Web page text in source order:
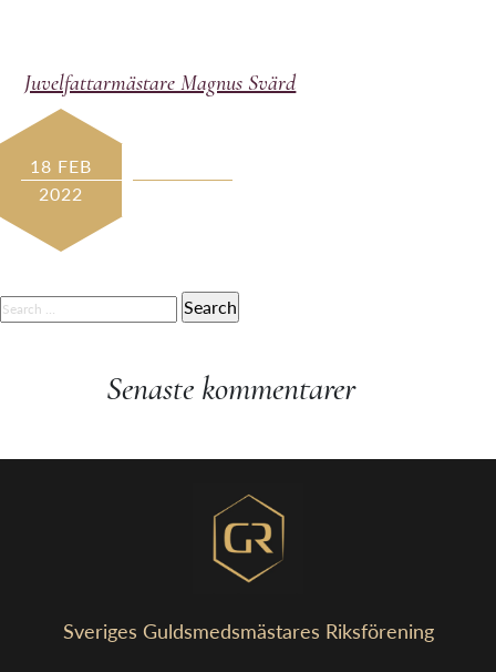
Juvelfattarmästare Magnus Svärd
18 FEB
2022
SEARCH
FOR:
Senaste kommentarer
Sveriges Guldsmedsmästares Riksförening